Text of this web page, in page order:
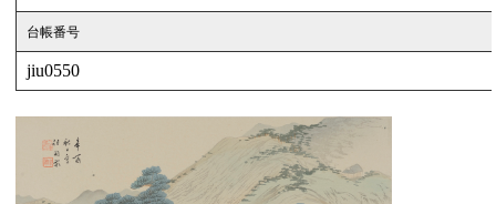
台帳番号
jiu0550